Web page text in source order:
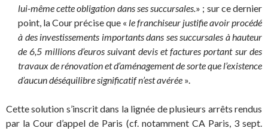
lui-même cette obligation dans ses succursales.» ; sur ce dernier
point, la Cour précise que « le franchiseur justifie avoir procédé
à des investissements importants dans ses succursales à hauteur
de 6,5 millions d’euros suivant devis et factures portant sur des
travaux de rénovation et d’aménagement de sorte que l’existence
d’aucun déséquilibre significatif n’est avérée ».
Cette solution s’inscrit dans la lignée de plusieurs arrêts rendus
par la Cour d’appel de Paris (cf. notamment CA Paris, 3 sept.